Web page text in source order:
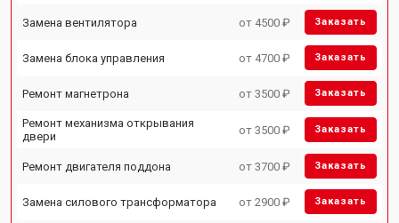
Замена вентилятора от 4500 ₽ Заказать
Замена блока управления от 4700 ₽ Заказать
Ремонт магнетрона от 3500 ₽ Заказать
Ремонт механизма открывания
двери
от 3500 ₽ Заказать
Ремонт двигателя поддона от 3700 ₽ Заказать
Замена силового трансформатора от 2900 ₽ Заказать